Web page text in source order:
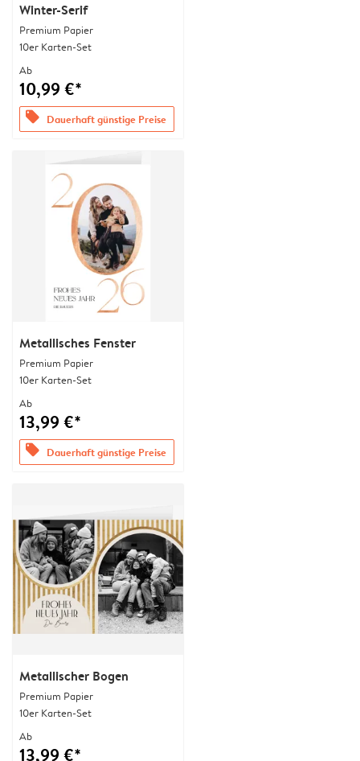
Winter-Serif
Premium Papier
10er Karten-Set
Ab
10,99 €*
offers Dauerhaft günstige Preise
Metallisches Fenster
Premium Papier
10er Karten-Set
Ab
13,99 €*
offers Dauerhaft günstige Preise
Metallischer Bogen
Premium Papier
10er Karten-Set
Ab
13,99 €*